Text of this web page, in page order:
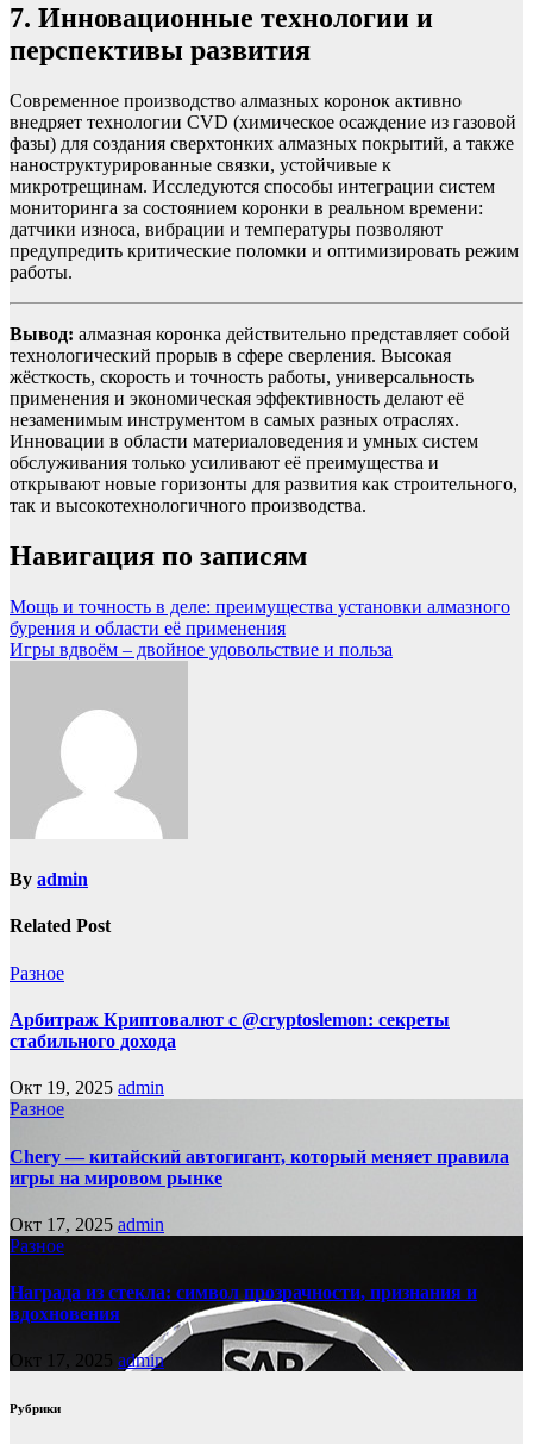
7. Инновационные технологии и
перспективы развития
Современное производство алмазных коронок активно
внедряет технологии CVD (химическое осаждение из газовой
фазы) для создания сверхтонких алмазных покрытий, а также
наноструктурированные связки, устойчивые к
микротрещинам. Исследуются способы интеграции систем
мониторинга за состоянием коронки в реальном времени:
датчики износа, вибрации и температуры позволяют
предупредить критические поломки и оптимизировать режим
работы.
Вывод: алмазная коронка действительно представляет собой
технологический прорыв в сфере сверления. Высокая
жёсткость, скорость и точность работы, универсальность
применения и экономическая эффективность делают её
незаменимым инструментом в самых разных отраслях.
Инновации в области материаловедения и умных систем
обслуживания только усиливают её преимущества и
открывают новые горизонты для развития как строительного,
так и высокотехнологичного производства.
Навигация по записям
Мощь и точность в деле: преимущества установки алмазного
бурения и области её применения
Игры вдвоём – двойное удовольствие и польза
By admin
Related Post
Разное
Арбитраж Криптовалют с @cryptoslemon: секреты
стабильного дохода
Окт 19, 2025 admin
Разное
Chery — китайский автогигант, который меняет правила
игры на мировом рынке
Окт 17, 2025 admin
Разное
Награда из стекла: символ прозрачности, признания и
вдохновения
Окт 17, 2025 admin
Рубрики